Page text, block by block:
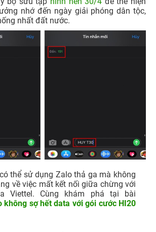
nhớ đến ngày giải phóng dân tộc,
nhất đất nước.
thể sử dụng Zalo thả ga mà không
về việc mất kết nối giữa chừng với
Viettel. Cùng khám phá tại bài
không sợ hết data với gói cước HI20